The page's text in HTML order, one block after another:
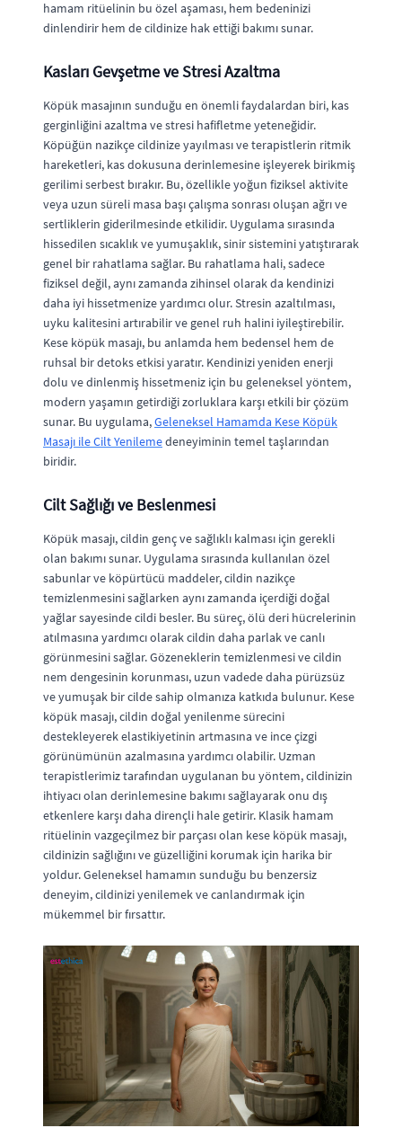
hamam ritüelinin bu özel aşaması, hem bedeninizi
dinlendirir hem de cildinize hak ettiği bakımı sunar.
Kasları Gevşetme ve Stresi Azaltma
Köpük masajının sunduğu en önemli faydalardan biri, kas
gerginliğini azaltma ve stresi hafifletme yeteneğidir.
Köpüğün nazikçe cildinize yayılması ve terapistlerin ritmik
hareketleri, kas dokusuna derinlemesine işleyerek birikmiş
gerilimi serbest bırakır. Bu, özellikle yoğun fiziksel aktivite
veya uzun süreli masa başı çalışma sonrası oluşan ağrı ve
sertliklerin giderilmesinde etkilidir. Uygulama sırasında
hissedilen sıcaklık ve yumuşaklık, sinir sistemini yatıştırarak
genel bir rahatlama sağlar. Bu rahatlama hali, sadece
fiziksel değil, aynı zamanda zihinsel olarak da kendinizi
daha iyi hissetmenize yardımcı olur. Stresin azaltılması,
uyku kalitesini artırabilir ve genel ruh halini iyileştirebilir.
Kese köpük masajı, bu anlamda hem bedensel hem de
ruhsal bir detoks etkisi yaratır. Kendinizi yeniden enerji
dolu ve dinlenmiş hissetmeniz için bu geleneksel yöntem,
modern yaşamın getirdiği zorluklara karşı etkili bir çözüm
sunar. Bu uygulama,Geleneksel Hamamda Kese Köpük
Masajı ile Cilt Yenilemedeneyiminin temel taşlarından
biridir.
Cilt Sağlığı ve Beslenmesi
Köpük masajı, cildin genç ve sağlıklı kalması için gerekli
olan bakımı sunar. Uygulama sırasında kullanılan özel
sabunlar ve köpürtücü maddeler, cildin nazikçe
temizlenmesini sağlarken aynı zamanda içerdiği doğal
yağlar sayesinde cildi besler. Bu süreç, ölü deri hücrelerinin
atılmasına yardımcı olarak cildin daha parlak ve canlı
görünmesini sağlar. Gözeneklerin temizlenmesi ve cildin
nem dengesinin korunması, uzun vadede daha pürüzsüz
ve yumuşak bir cilde sahip olmanıza katkıda bulunur. Kese
köpük masajı, cildin doğal yenilenme sürecini
destekleyerek elastikiyetinin artmasına ve ince çizgi
görünümünün azalmasına yardımcı olabilir. Uzman
terapistlerimiz tarafından uygulanan bu yöntem, cildinizin
ihtiyacı olan derinlemesine bakımı sağlayarak onu dış
etkenlere karşı daha dirençli hale getirir. Klasik hamam
ritüelinin vazgeçilmez bir parçası olan kese köpük masajı,
cildinizin sağlığını ve güzelliğini korumak için harika bir
yoldur. Geleneksel hamamın sunduğu bu benzersiz
deneyim, cildinizi yenilemek ve canlandırmak için
mükemmel bir fırsattır.